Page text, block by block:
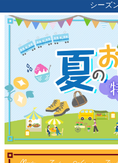
シーズ